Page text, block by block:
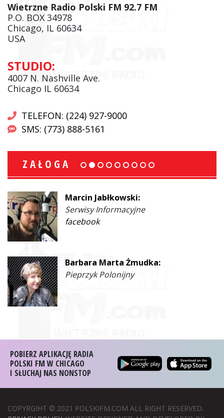
Wietrzne Radio Polski FM 92.7 FM
P.O. BOX 34978
Chicago, IL 60634
USA
STUDIO:
4007 N. Nashville Ave.
Chicago IL 60634
TELEFON: (224) 927-9000
SMS: (773) 888-5161
ZAŁOGA
Marcin Jabłkowski:
Serwisy Informacyjne
facebook
Barbara Marta Żmudka:
Pieprzyk Polonijny
POBIERZ APLIKACJĘ RADIA
POLSKI FM W CHICAGO
I SŁUCHAJ NAS NONSTOP
COPYRGIHT © 2021 POLSKIFM.COM ALL RIGHT RESERVED.